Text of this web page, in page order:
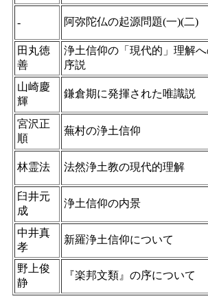
- 阿弥陀仏の起源問題(一)(二)
田丸徳
善
浄土信仰の「現代的」理解
序説
山崎慶
輝
鎌倉期に発揮された唯識説
宮沢正
順
蕪村の浄土信仰
林霊法 法然浄土教の現代的理解
臼井元
成
浄土信仰の内景
中井真
孝
新羅浄土信仰について
野上俊
静
『楽邦文類』の序について